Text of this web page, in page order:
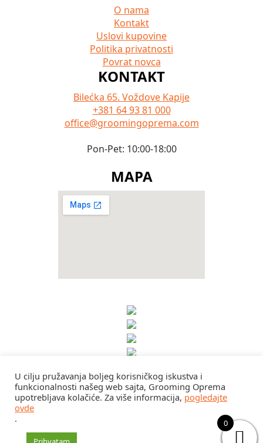
O nama
Kontakt
Uslovi kupovine
Politika privatnosti
Povrat novca
KONTAKT
Bilećka 65. Voždove Kapije
+381 64 93 81 000
office@groomingoprema.com
Pon-Pet: 10:00-18:00
MAPA
U cilju pružavanja boljeg korisničkog iskustva i
funkcionalnosti našeg web sajta, Grooming Oprema
upotrebljava kolačiće. Za više informacija, pogledajte
ovde
.
0